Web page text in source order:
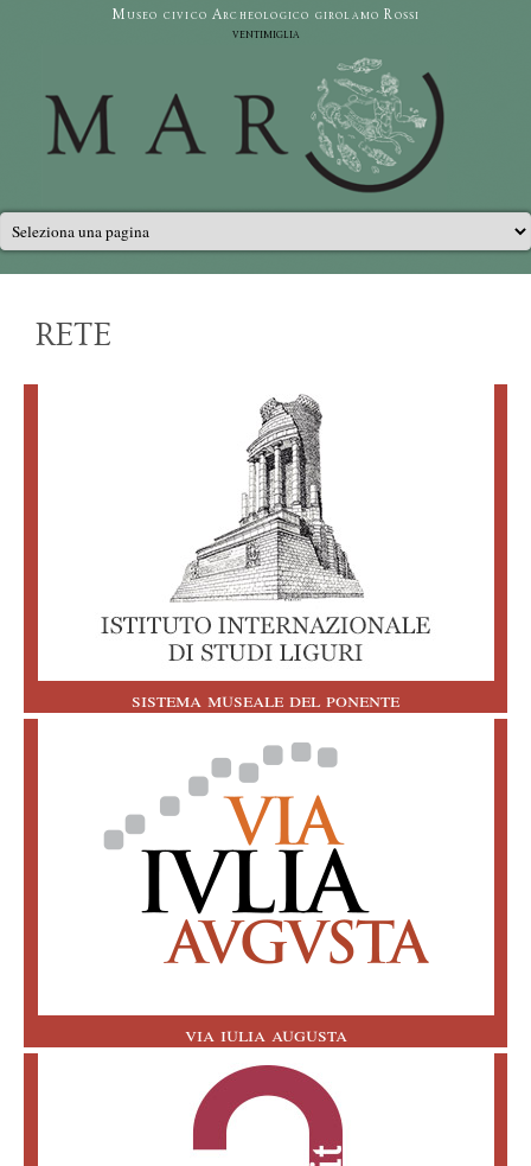
Salta al contenuto principaleMuseo civico Archeologico girolamo Rossi
ventimiglia
Menu principale
RETE
sistema museale del ponente
via iulia augusta